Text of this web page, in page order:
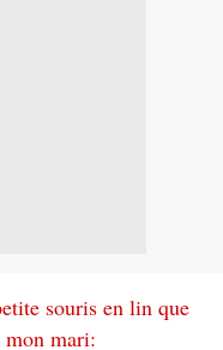
souris en lin que
mari: